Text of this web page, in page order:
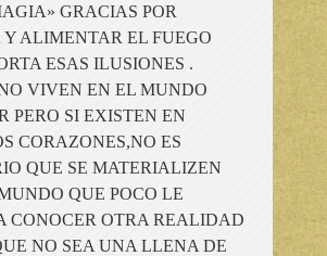
GRACIAS POR
Y ALIMENTAR EL FUEGO
ESAS ILUSIONES .
VIVEN EN EL MUNDO
PERO SI EXISTEN EN
CORAZONES,NO ES
QUE SE MATERIALIZEN
QUE POCO LE
CONOCER OTRA REALIDAD
NO SEA UNA LLENA DE